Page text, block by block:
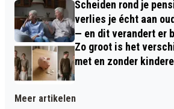
Scheiden rond je
verlies je écht aan
— en dit verandert er
Zo groot is het
met en zonder
Meer artikelen